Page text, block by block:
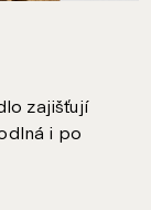
zajišťují
i po